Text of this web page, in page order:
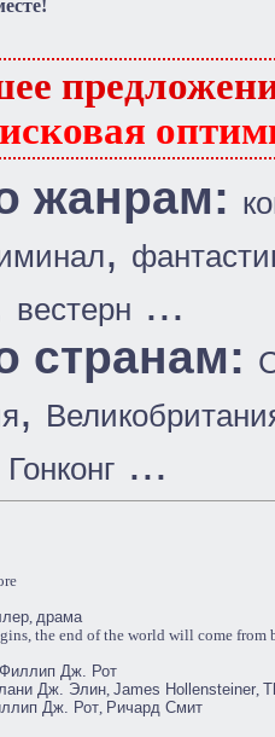
жанрам:
,
вестерн ...
странам:
,
Гонконг ...
, драма
the end of the world will come from
Филлип Дж. Рот
Дж. Элин, James Hollensteiner,
Дж. Рот, Ричард Смит